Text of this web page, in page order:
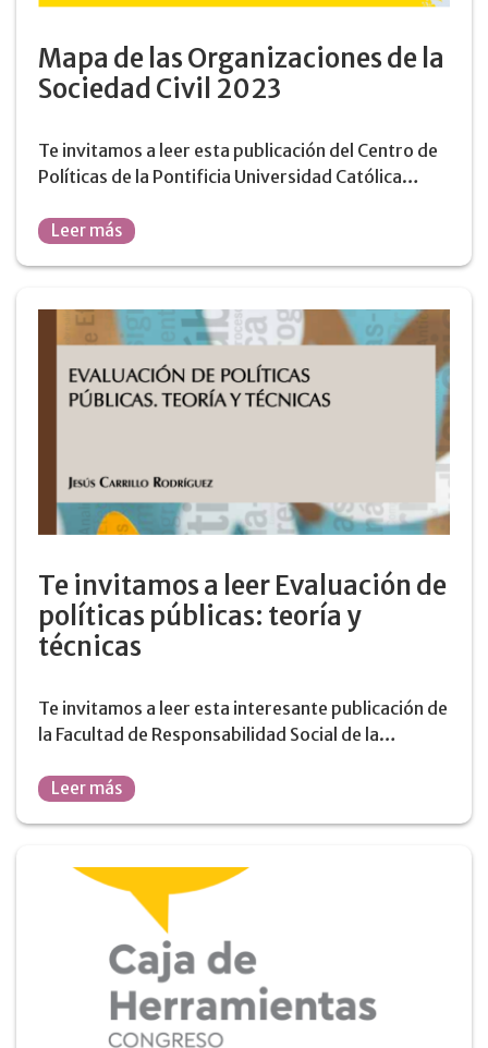
Mapa de las Organizaciones de la
Sociedad Civil 2023
Te invitamos a leer esta publicación del Centro de
Políticas de la Pontificia Universidad Católica…
Leer más
Te invitamos a leer Evaluación de
políticas públicas: teoría y
técnicas
Te invitamos a leer esta interesante publicación de
la Facultad de Responsabilidad Social de la…
Leer más